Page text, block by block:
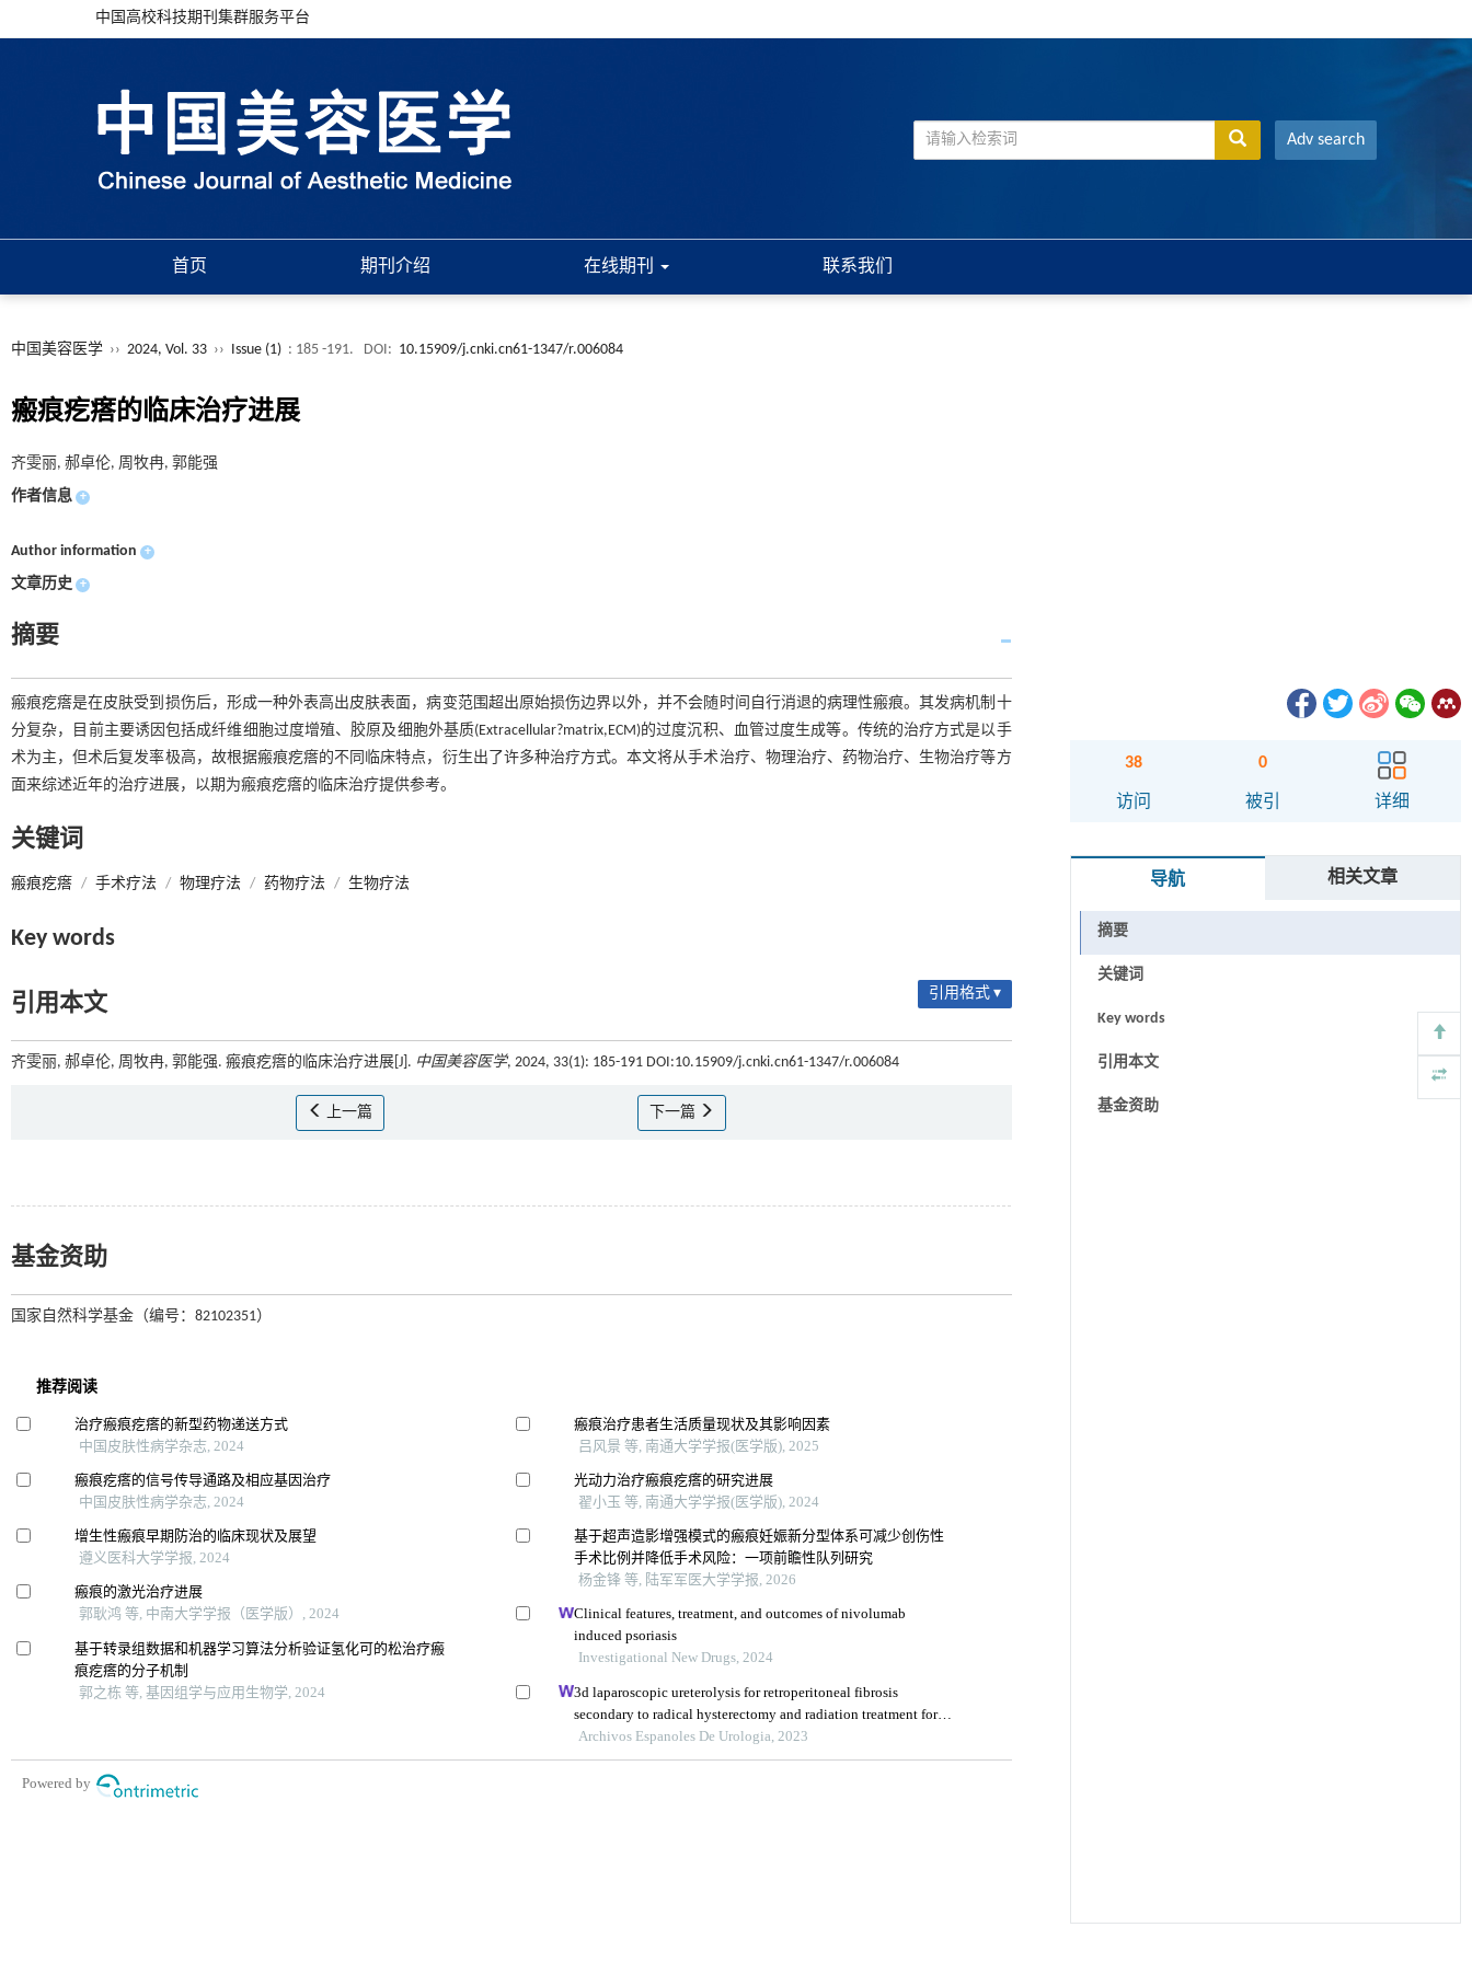
中国高校科技期刊集群服务平台
Adv search
首页 期刊介绍 在线期刊 联系我们
中国美容医学 ›› 2024, Vol. 33 ›› Issue (1) : 185 -191. DOI: 10.15909/j.cnki.cn61-1347/r.006084
瘢痕疙瘩的临床治疗进展
齐雯丽, 郝卓伦, 周牧冉, 郭能强
作者信息 +
Author information +
文章历史 +
摘要
瘢痕疙瘩是在皮肤受到损伤后，形成一种外表高出皮肤表面，病变范围超出原始损伤边界以外，并不会随时间自行消退的病理性瘢痕。其发病机制十
分复杂，目前主要诱因包括成纤维细胞过度增殖、胶原及细胞外基质(Extracellular?matrix,ECM)的过度沉积、血管过度生成等。传统的治疗方式是以手
术为主，但术后复发率极高，故根据瘢痕疙瘩的不同临床特点，衍生出了许多种治疗方式。本文将从手术治疗、物理治疗、药物治疗、生物治疗等方
面来综述近年的治疗进展，以期为瘢痕疙瘩的临床治疗提供参考。
关键词
瘢痕疙瘩 / 手术疗法 / 物理疗法 / 药物疗法 / 生物疗法
Key words
引用本文 引用格式 ▾
齐雯丽, 郝卓伦, 周牧冉, 郭能强. 瘢痕疙瘩的临床治疗进展[J]. 中国美容医学, 2024, 33(1): 185-191 DOI:10.15909/j.cnki.cn61-1347/r.006084
上一篇 下一篇
基金资助
国家自然科学基金（编号：82102351）
38
访问
0
被引 详细
导航 相关文章
摘要
关键词
Key words
引用本文
基金资助